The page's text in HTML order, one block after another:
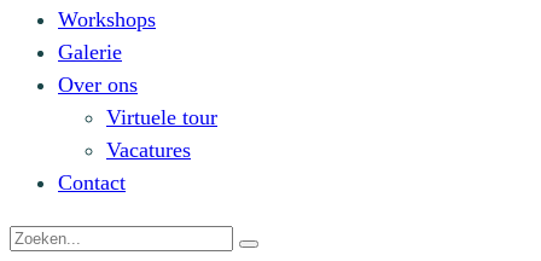
Workshops
Galerie
Over ons
Virtuele tour
Vacatures
Contact